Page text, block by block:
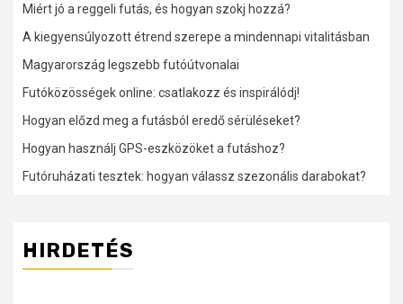
Miért jó a reggeli futás, és hogyan szokj hozzá?
A kiegyensúlyozott étrend szerepe a mindennapi vitalitásban
Magyarország legszebb futóútvonalai
Futóközösségek online: csatlakozz és inspirálódj!
Hogyan előzd meg a futásból eredő sérüléseket?
Hogyan használj GPS-eszközöket a futáshoz?
Futóruházati tesztek: hogyan válassz szezonális darabokat?
HIRDETÉS